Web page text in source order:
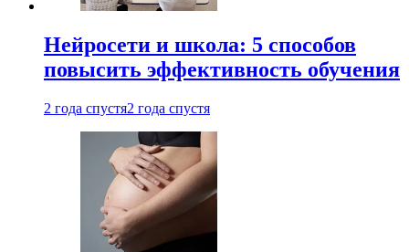
Нейросети и школа: 5 способов
повысить эффективность обучения
2 года спустя2 года спустя